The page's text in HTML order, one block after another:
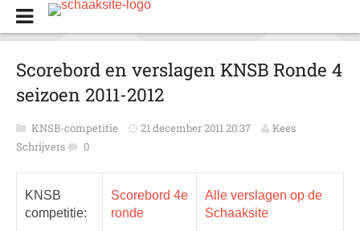
Scorebord en verslagen KNSB Ronde 4
seizoen 2011-2012
KNSB-competitie 21 december 2011 20:37
Kees
Schrijvers
0
KNSB
competitie:
Scorebord 4e
ronde
Alle verslagen op de
Schaaksite